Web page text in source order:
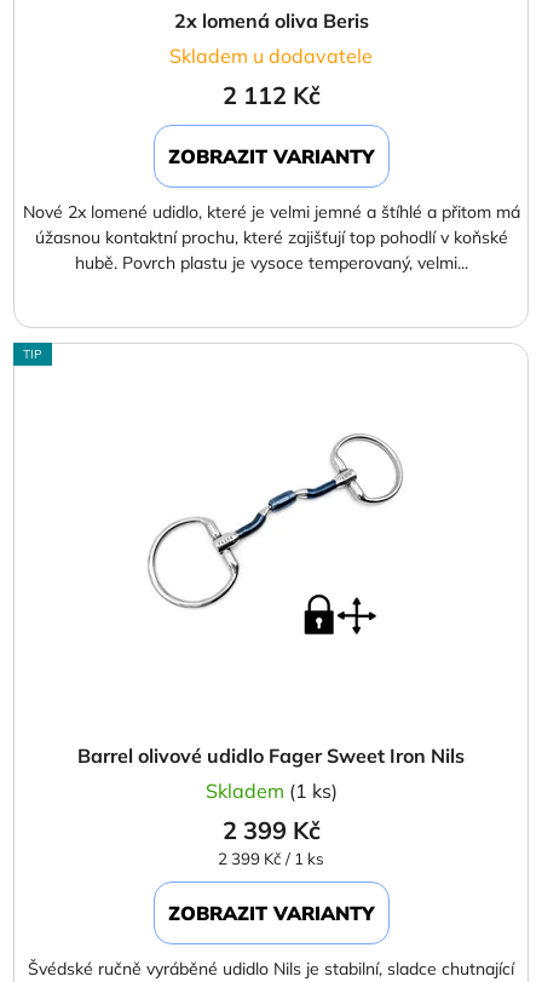
2x lomená oliva Beris
Skladem u dodavatele
2 112 Kč
ZOBRAZIT VARIANTY
Nové 2x lomené udidlo, které je velmi jemné a štíhlé a přitom má
úžasnou kontaktní prochu, které zajišťují top pohodlí v koňské
hubě. Povrch plastu je vysoce temperovaný, velmi...
TIP
Barrel olivové udidlo Fager Sweet Iron Nils
Skladem (1 ks)
2 399 Kč
Měrná
cena:
2 399 Kč / 1 ks
ZOBRAZIT VARIANTY
Švédské ručně vyráběné udidlo Nils je stabilní, sladce chutnající